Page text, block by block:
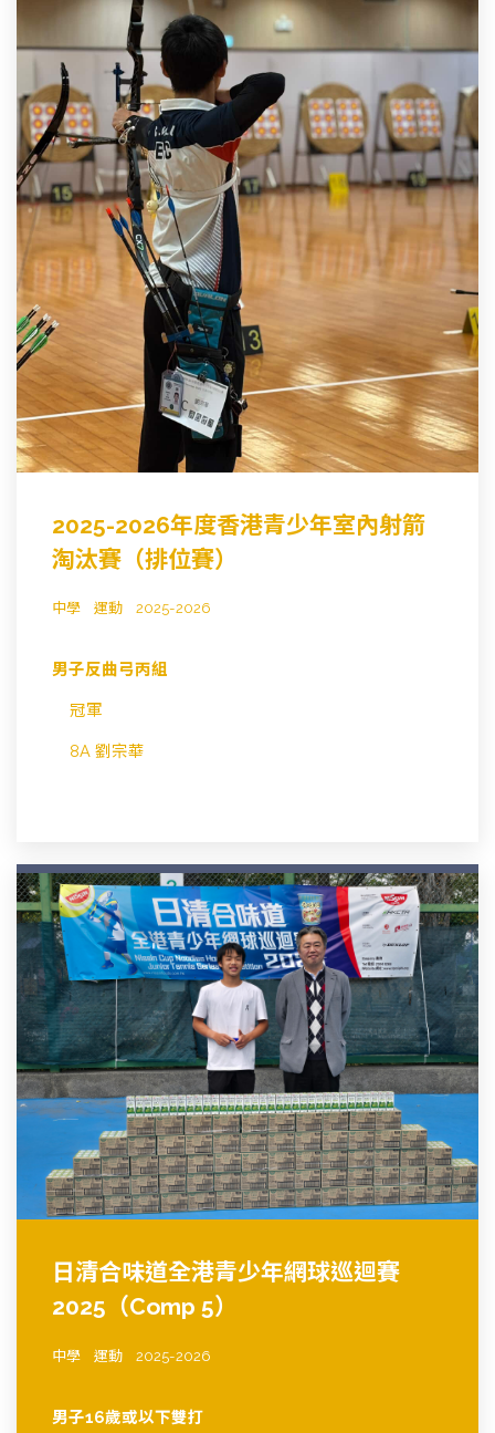
2025-2026年度香港青少年室內射箭
淘汰賽（排位賽）
中學 運動 2025-2026
男子反曲弓丙組
冠軍
8A 劉宗華
日清合味道全港青少年網球巡迴賽
2025（Comp 5）
中學 運動 2025-2026
男子16歲或以下雙打